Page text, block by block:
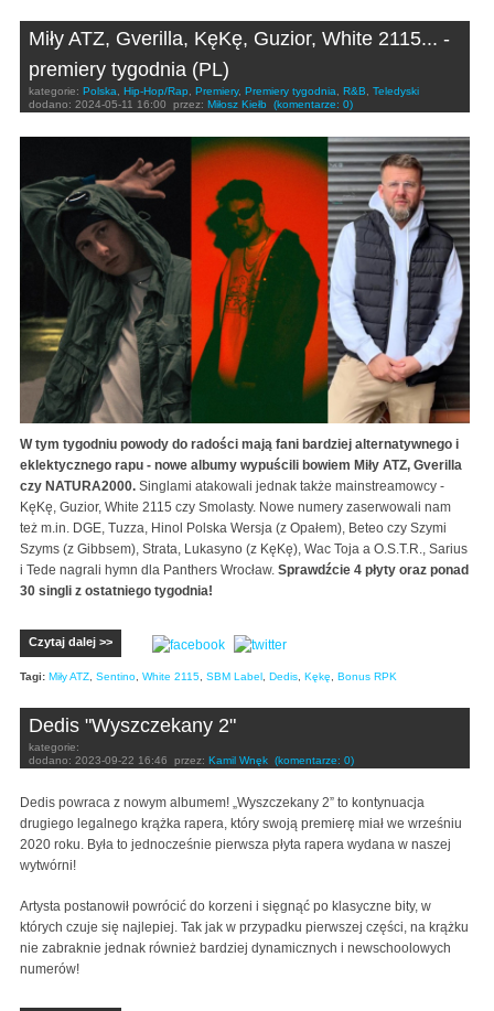
Miły ATZ, Gverilla, KęKę, Guzior, White 2115... -
premiery tygodnia (PL)
kategorie: Polska Hip-Hop/Rap Premiery, Premiery tygodnia R&B
Teledyski
dodano: 2024-05-11 16:00 przez: Miłosz Kiełb (komentarze: 0)
W tym tygodniu powody do radości mają fani bardziej alternatywnego i
eklektycznego rapu - nowe albumy wypuścili bowiem Miły ATZ, Gverilla
czy NATURA2000. Singlami atakowali jednak także mainstreamowcy -
KęKę, Guzior, White 2115 czy Smolasty. Nowe numery zaserwowali nam
też m.in. DGE, Tuzza, Hinol Polska Wersja (z Opałem), Beteo czy Szymi
Szyms (z Gibbsem), Strata, Lukasyno (z KęKę), Wac Toja a O.S.T.R., Sarius
i Tede nagrali hymn dla Panthers Wrocław. Sprawdźcie 4 płyty oraz ponad
30 singli z ostatniego tygodnia!
Czytaj dalej >>
Tagi: Miły ATZ Sentino White 2115 SBM Label Dedis Kękę Bonus RPK
Dedis "Wyszczekany 2"
kategorie:
dodano: 2023-09-22 16:46 przez: Kamil Wnęk (komentarze: 0)
Dedis powraca z nowym albumem! „Wyszczekany 2” to kontynuacja
drugiego legalnego krążka rapera, który swoją premierę miał we wrześniu
2020 roku. Była to jednocześnie pierwsza płyta rapera wydana w naszej
wytwórni!
Artysta postanowił powrócić do korzeni i sięgnąć po klasyczne bity, w
których czuje się najlepiej. Tak jak w przypadku pierwszej części, na krążku
nie zabraknie jednak również bardziej dynamicznych i newschoolowych
numerów!